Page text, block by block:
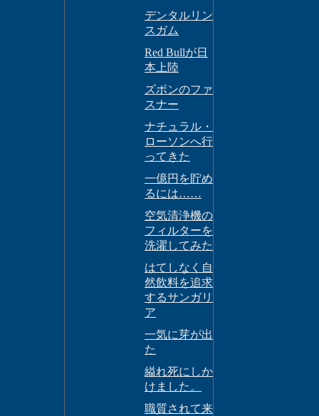
デンタルリン
スガム
Red Bullが日
本上陸
ズボンのファ
スナー
ナチュラル・
ローソンへ行
ってきた
一億円を貯め
るには……
空気清浄機の
フィルターを
洗濯してみた
はてしなく自
然飲料を追求
するサンガリ
ア
一気に芽が出
た
縊れ死にしか
けました。
職質されて来